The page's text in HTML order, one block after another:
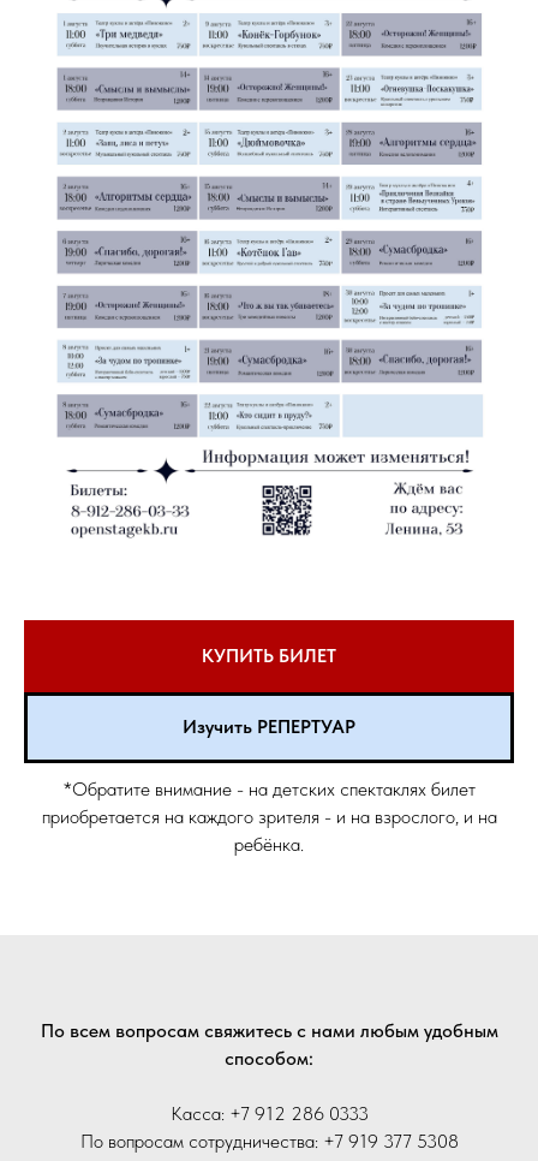
КУПИТЬ БИЛЕТ
Изучить РЕПЕРТУАР
*Обратите внимание - на детских спектаклях билет
приобретается на каждого зрителя - и на взрослого, и на
ребёнка.
По всем вопросам свяжитесь с нами любым удобным
способом:
Касса: +7 912 286 0333
По вопросам сотрудничества: +7 919 377 5308